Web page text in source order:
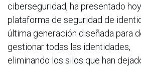
ciberseguridad, ha presentado
plataforma de seguridad de
última generación diseñada para
gestionar todas las identidades,
eliminando los silos que han